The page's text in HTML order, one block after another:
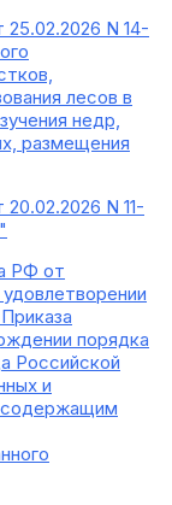
N 14-
лесов в
недр,
размещения
N 11-
РФ от
порядка
Российской
и
содержащим